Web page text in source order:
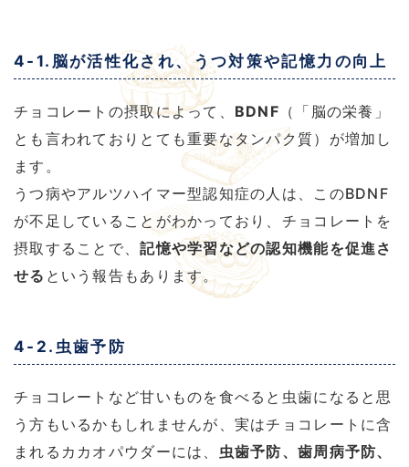
4-1.脳が活性化され、うつ対策や記憶力の向上
チョコレートの摂取によって、 BDNF （「脳の栄養」
とも言われておりとても重要なタンパク質）が増加し
ます。
うつ病やアルツハイマー型認知症の人は、このBDNF
が不足していることがわかっており、チョコレートを
摂取することで、記憶や学習などの認知機能を促進さ
せる という報告もあります。
4-2.虫歯予防
チョコレートなど甘いものを食べると虫歯になると思
う方もいるかもしれませんが、実はチョコレートに含
まれるカカオパウダーには、 虫歯予防、歯周病予防、